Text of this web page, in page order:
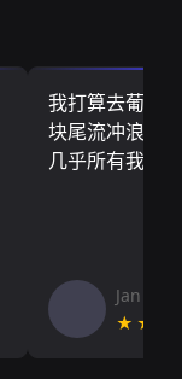
我打算去葡萄
块尾流冲浪板
几乎所有我需
Jan V